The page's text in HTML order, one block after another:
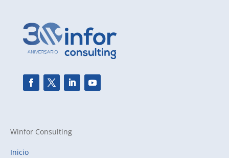
Winfor Consulting
Inicio